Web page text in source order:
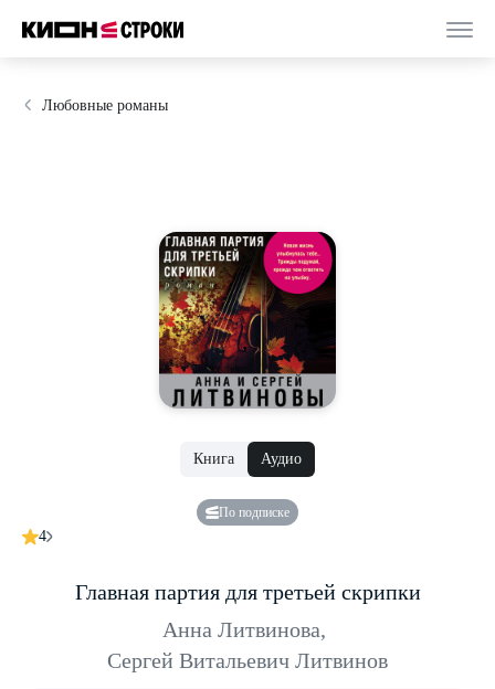
Любовные романы
Книга Аудио
По подписке
4
Главная партия для третьей скрипки
Анна Литвинова,
Сергей Витальевич Литвинов